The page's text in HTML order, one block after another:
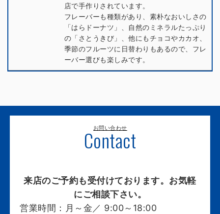
店で手作りされています。
フレーバーも種類があり、素朴なおいしさの
「はらドーナツ」、自然のミネラルたっぷり
の「さとうきび」、他にもチョコやカカオ、
季節のフルーツに日替わりもあるので、フレ
ーバー選びも楽しみです。
お問い合わせ
Contact
来店のご予約も受付けております。お気軽
にご相談下さい。
営業時間：
月～金／ 9:00～18:00